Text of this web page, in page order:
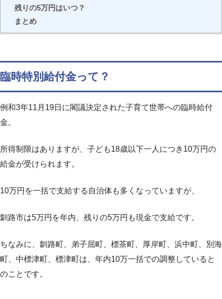
残りの5万円はいつ？
まとめ
臨時特別給付金って？
例和3年11月19日に閣議決定された子育て世帯への臨時給付
金。
所得制限はありますが、子ども18歳以下一人につき10万円の
給金が受けられます。
10万円を一括で支給する自治体も多くなっていますが、
釧路市は5万円を年内、残りの5万円も現金で支給です。
ちなみに、釧路町、弟子屈町、標茶町、厚岸町、浜中町、別海
町、中標津町、標津町は、年内10万一括での調整していると
のことです。